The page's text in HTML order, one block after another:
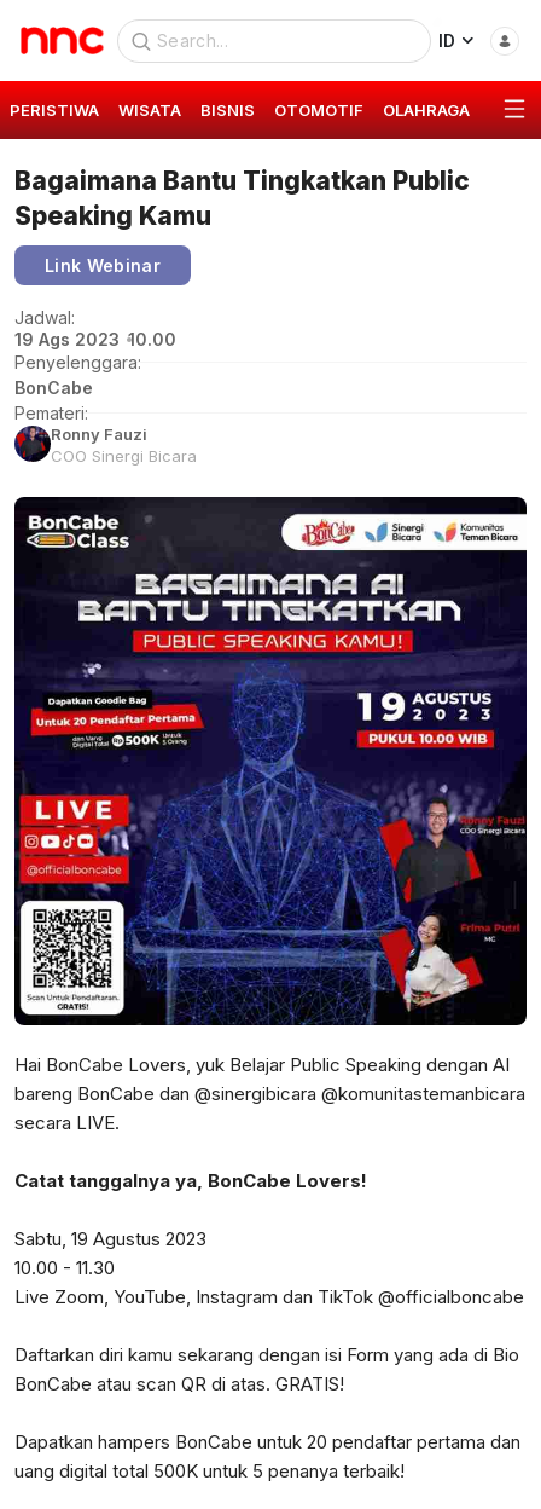
ID
PERISTIWA WISATA BISNIS OTOMOTIF OLAHRAGA GAYA
Bagaimana Bantu Tingkatkan Public
Speaking Kamu
Link Webinar
Jadwal:
19 Ags 2023 10.00
Penyelenggara:
BonCabe
Pemateri:
Ronny Fauzi
COO Sinergi Bicara
Hai BonCabe Lovers, yuk Belajar Public Speaking dengan AI
bareng BonCabe dan @sinergibicara @komunitastemanbicara
secara LIVE.
Catat tanggalnya ya, BonCabe Lovers!
Sabtu, 19 Agustus 2023
10.00 - 11.30
Live Zoom, YouTube, Instagram dan TikTok @officialboncabe
Daftarkan diri kamu sekarang dengan isi Form yang ada di Bio
BonCabe atau scan QR di atas. GRATIS!
Dapatkan hampers BonCabe untuk 20 pendaftar pertama dan
uang digital total 500K untuk 5 penanya terbaik!